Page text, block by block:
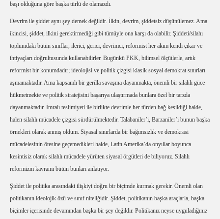
başı olduğuna göre başka türlü de olamazdı.
Devrim ile şiddet aynı şey demek değildir. İlkin, devrim, şiddetsiz düşünülemez. Ama
ikincisi, şiddet, ilkini gerektirmediği gibi tümüyle ona karşı da olabilir. Şiddeti/silahı
toplumdaki bütün sınıflar, ilerici, gerici, devrimci, reformist her akım kendi çıkar ve
ihtiyaçları doğrultusunda kullanabilirler. Bugünkü PKK, bilimsel ölçütlerle, artık
reformist bir konumdadır; ideolojisi ve politik çizgisi klasik sosyal demokrat sınırları
aşmamaktadır. Ama kapsamlı bir gerilla savaşına dayanmakta, önemli bir silahlı güce
hükmetmekte ve politik stratejisini başarıya ulaştırmada bunlara özel bir tarzda
dayanmaktadır. İmralı teslimiyeti ile birlikte devrimle her türden bağ kesildiği halde,
halen silahlı mücadele çizgisi sürdürülmektedir. Talabaniler’i, Barzaniler’i bunun başka
örnekleri olarak anmış oldum. Siyasal sınırlarda bir bağımsızlık ve demokrasi
mücadelesinin ötesine geçemedikleri halde, Latin Amerika’da onyıllar boyunca
kesintisiz olarak silahlı mücadele yürüten siyasal örgütleri de biliyoruz. Silahlı
reformizm kavramı bütün bunları anlatıyor.
Şiddet ile politika arasındaki ilişkiyi doğru bir biçimde kurmak gerekir. Önemli olan
politikanın ideolojik özü ve sınıf niteliğidir. Şiddet, politikanın başka araçlarla, başka
biçimler içerisinde devamından başka bir şey değildir. Politikanız neyse uyguladığınız